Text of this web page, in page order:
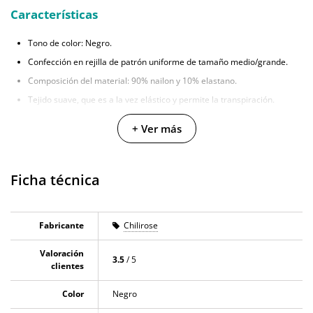
Características
Tono de color: Negro.
Confección en rejilla de patrón uniforme de tamaño medio/grande.
Composición del material: 90% nailon y 10% elastano.
Tejido suave, que es a la vez elástico y permite la transpiración.
Tamaño adaptable (S/M/L) para un calce confortable y resistente.
+ Ver más
Ficha técnica
Fabricante Chilirose
Valoración
clientes
3.5/ 5
Color Negro